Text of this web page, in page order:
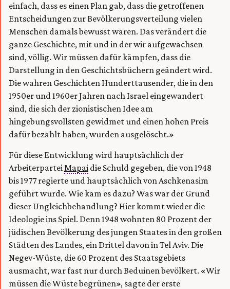
einfach, dass es einen Plan gab, dass die getroffenen
Entscheidungen zur Bevölkerungsverteilung vielen
Menschen damals bewusst waren. Das verändert die
ganze Geschichte, mit und in der wir aufgewachsen
sind, völlig. Wir müssen dafür kämpfen, dass die
Darstellung in den Geschichtsbüchern geändert wird.
Die wahren Geschichten Hunderttausender, die in den
1950er und 1960er Jahren nach Israel eingewandert
sind, die sich der zionistischen Idee am
hingebungsvollsten gewidmet und einen hohen Preis
dafür bezahlt haben, wurden ausgelöscht.»
Für diese Entwicklung wird hauptsächlich der
Arbeiterpartei Mapai die Schuld gegeben, die von 1948
bis 1977 regierte und hauptsächlich von Aschkenasim
geführt wurde. Wie kam es dazu? Was war der Grund
dieser Ungleichbehandlung? Hier kommt wieder die
Ideologie ins Spiel. Denn 1948 wohnten 80 Prozent der
jüdischen Bevölkerung des jungen Staates in den großen
Städten des Landes, ein Drittel davon in Tel Aviv. Die
Negev-Wüste, die 60 Prozent des Staatsgebiets
ausmacht, war fast nur durch Beduinen bevölkert. «Wir
müssen die Wüste begrünen», sagte der erste